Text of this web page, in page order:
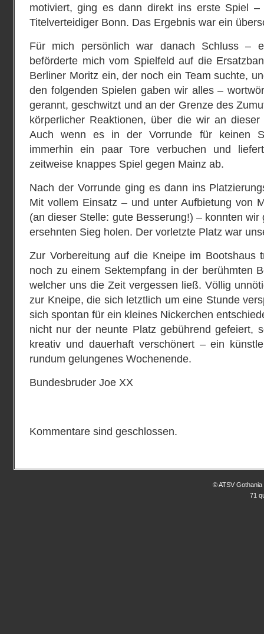
motiviert, ging es dann direkt ins erste Spiel –
Titelverteidiger Bonn. Das Ergebnis war ein
Für mich persönlich war danach Schluss –
beförderte mich vom Spielfeld auf die
Berliner Moritz ein, der noch ein Team suchte,
den folgenden Spielen gaben wir alles –
gerannt, geschwitzt und an der Grenze des
körperlicher Reaktionen, über die wir an
Auch wenn es in der Vorrunde für keinen
immerhin ein paar Tore verbuchen und
zeitweise knappes Spiel gegen Mainz ab.
Nach der Vorrunde ging es dann ins
Mit vollem Einsatz – und unter Aufbietung von
(an dieser Stelle: gute Besserung!) – konnten
ersehnten Sieg holen. Der vorletzte Platz war
Zur Vorbereitung auf die Kneipe im Bootshaus
noch zu einem Sektempfang in der berühmten
welcher uns die Zeit vergessen ließ. Völlig
zur Kneipe, die sich letztlich um eine Stunde
sich spontan für ein kleines Nickerchen
nicht nur der neunte Platz gebührend gefeiert,
kreativ und dauerhaft verschönert – ein
rundum gelungenes Wochenende.
Bundesbruder Joe XX
Kommentare sind geschlossen.
© ATSV
71